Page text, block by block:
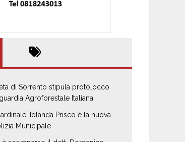
di Sorrento stipula protolocco
Agroforestale Italiana
Iolanda Prisco è la nuova
Municipale